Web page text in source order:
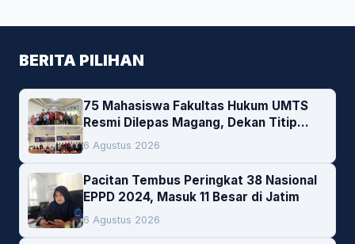
BERITA PILIHAN
75 Mahasiswa Fakultas Hukum UMTS
Resmi Dilepas Magang, Dekan Titip
Empat Pesan Penting
6 Agustus 2026
Pacitan Tembus Peringkat 38 Nasional
EPPD 2024, Masuk 11 Besar di Jatim
6 Agustus 2026